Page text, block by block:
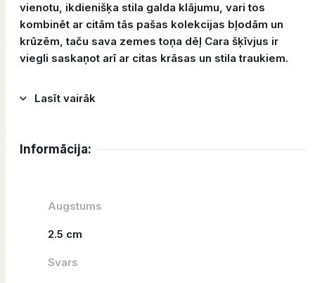
vienotu, ikdienišķa stila galda klājumu, vari tos
kombinēt ar citām tās pašas kolekcijas bļodām un
krūzēm, taču sava zemes toņa dēļ Cara šķīvjus ir
viegli saskaņot arī ar citas krāsas un stila traukiem.
Lasīt vairāk
Informācija:
Augstums
2.5 cm
Svars